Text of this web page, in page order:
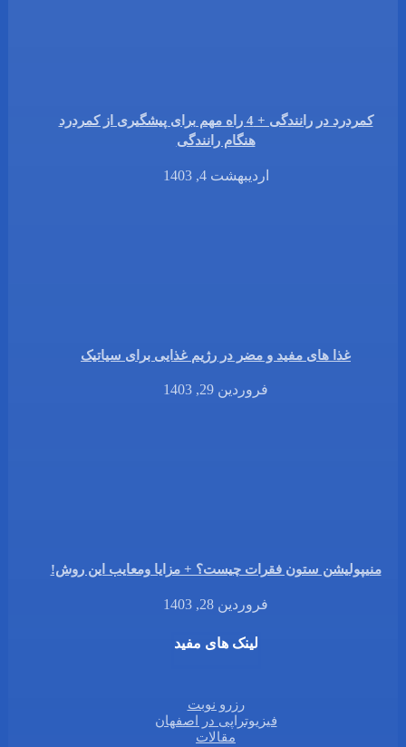
کمردرد در رانندگی + 4 راه مهم برای پیشگیری از کمردرد
هنگام رانندگی
اردیبهشت 4, 1403
غذا های مفید و مضر در رژیم غذایی برای سیاتیک
فروردین 29, 1403
منیپولیشن ستون فقرات چیست؟ + مزایا ومعایب این روش!
فروردین 28, 1403
لینک های مفید
رزرو نوبت
فیزیوتراپی در اصفهان
مقالات